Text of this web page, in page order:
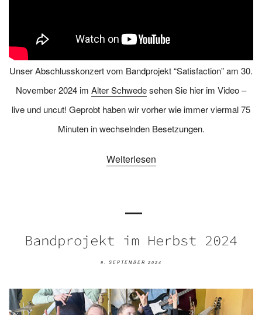
Unser Abschlusskonzert vom Bandprojekt “Satisfaction” am 30.
November 2024 im Alter Schwedesehen Sie hier im Video –
live und uncut! Geprobt haben wir vorher wie immer viermal 75
Minuten in wechselnden Besetzungen.
Weiterlesen
Bandprojekt im Herbst 2024
9. SEPTEMBER 2024